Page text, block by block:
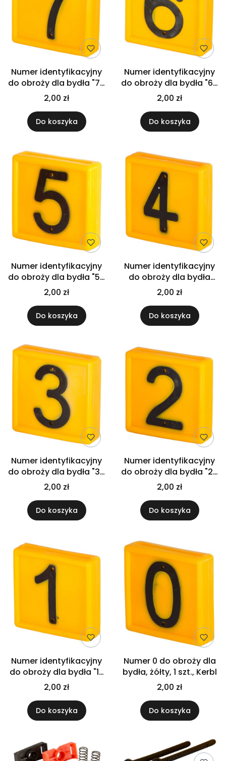
Numer identyfikacyjny
do obroży dla bydła "7",
żółty, 1 szt., Kerbl
2,00 zł
Do koszyka
Numer identyfikacyjny
do obroży dla bydła "6",
żółty, 1 szt., Kerbl
2,00 zł
Do koszyka
Numer identyfikacyjny
do obroży dla bydła "5",
żółty, 1 szt., Kerbl
2,00 zł
Do koszyka
Numer identyfikacyjny
do obroży dla bydła
"4", żółty, 1 szt., Kerbl
2,00 zł
Do koszyka
Numer identyfikacyjny
do obroży dla bydła "3",
żółty, 1 szt., Kerbl
2,00 zł
Do koszyka
Numer identyfikacyjny
do obroży dla bydła "2",
żółty, 1 szt., Kerbl
2,00 zł
Do koszyka
Numer identyfikacyjny
do obroży dla bydła "1",
żółty, 1 szt., Kerbl
2,00 zł
Do koszyka
Numer 0 do obroży dla
bydła, żółty, 1 szt., Kerbl
2,00 zł
Do koszyka